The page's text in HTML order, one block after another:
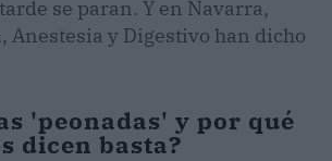
se paran. Y en Navarra,
Anestesia y Digestivo han dicho
'peonadas' y por qué
dicen basta?